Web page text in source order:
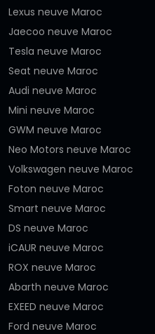
Lexus neuve Maroc
Jaecoo neuve Maroc
Tesla neuve Maroc
Seat neuve Maroc
Audi neuve Maroc
Mini neuve Maroc
GWM neuve Maroc
Neo Motors neuve Maroc
Volkswagen neuve Maroc
Foton neuve Maroc
Smart neuve Maroc
DS neuve Maroc
iCAUR neuve Maroc
ROX neuve Maroc
Abarth neuve Maroc
EXEED neuve Maroc
Ford neuve Maroc